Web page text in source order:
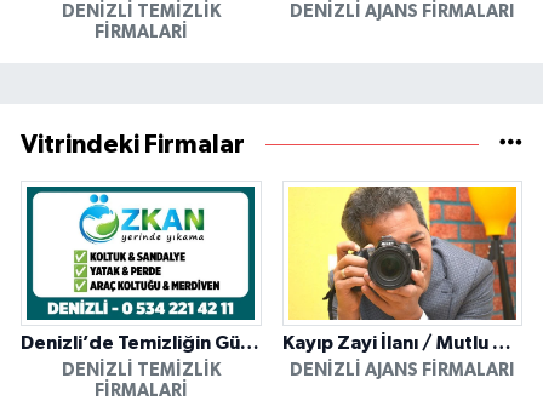
DENIZLI TEMIZLIK
FIRMALARI
DENIZLI AJANS FIRMALARI
Vitrindeki Firmalar
Denizli’de Temizliğin Güvenilir Adresi: Özkan Yerinde Yıkama
DENIZLI TEMIZLIK
FIRMALARI
Kayıp Zayi İlanı / Mutlu Ajans / Denizli
DENIZLI AJANS FIRMALARI